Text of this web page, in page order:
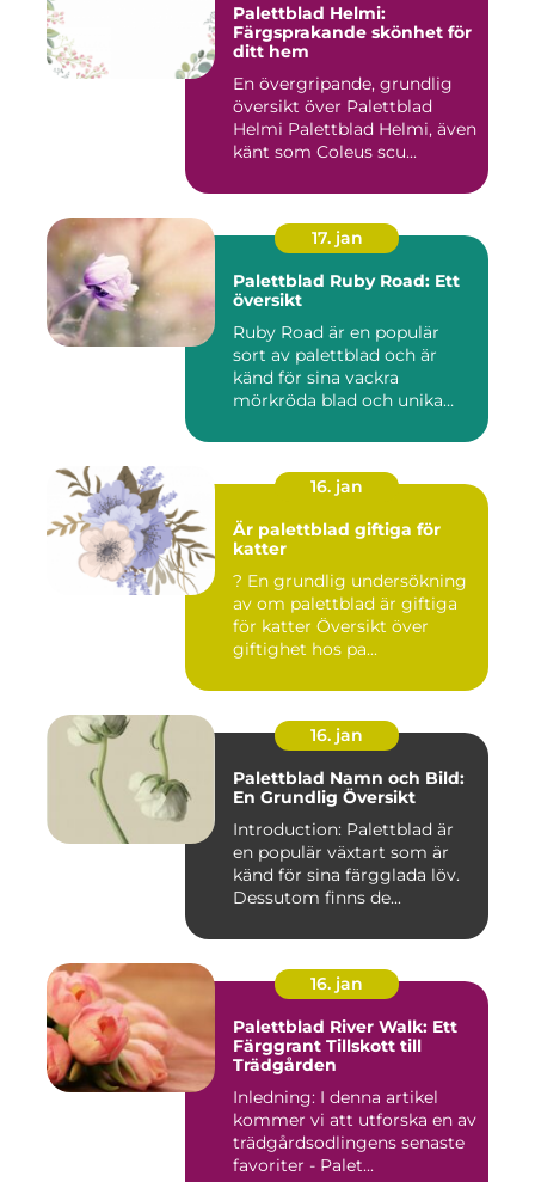
Palettblad Helmi:
Färgsprakande skönhet för
ditt hem
En övergripande, grundlig
översikt över Palettblad
Helmi Palettblad Helmi, även
känt som Coleus scu...
17. jan
Palettblad Ruby Road: Ett
översikt
Ruby Road är en populär
sort av palettblad och är
känd för sina vackra
mörkröda blad och unika
16. jan
Är palettblad giftiga för
katter
? En grundlig undersökning
av om palettblad är giftiga
för katter Översikt över
giftighet hos pa...
16. jan
Palettblad Namn och Bild:
En Grundlig Översikt
Introduction: Palettblad är
en populär växtart som är
känd för sina färgglada löv.
Dessutom finns de...
16. jan
Palettblad River Walk: Ett
Färggrant Tillskott till
Trädgården
Inledning: I denna artikel
kommer vi att utforska en av
trädgårdsodlingens senaste
favoriter - Palet...